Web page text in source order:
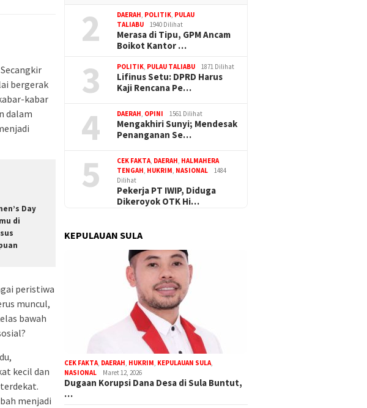
bergerak
kabar
dalam
Day
di
peristiwa
muncul,
bawah
kecil dan
menjadi
2 DAERAH POLITIK PULAU
TALIABU
1940 Dilihat
Merasa di Tipu, GPM Ancam
Boikot Kantor …
3 POLITIK PULAU TALIABU 1871 Dilihat
Lifinus Setu: DPRD Harus
Kaji Rencana Pe…
4 DAERAH OPINI 1561 Dilihat
Mengakhiri Sunyi; Mendesak
Penanganan Se…
5 CEK FAKTA DAERAH HALMAHERA
TENGAH HUKRIM NASIONAL
1484
Dilihat
Pekerja PT IWIP, Diduga
Dikeroyok OTK Hi…
KEPULAUAN SULA
CEK FAKTA DAERAH HUKRIM KEPULAUAN SULA
NASIONAL
Maret 12, 2026
Dugaan Korupsi Dana Desa di Sula Buntut,
…